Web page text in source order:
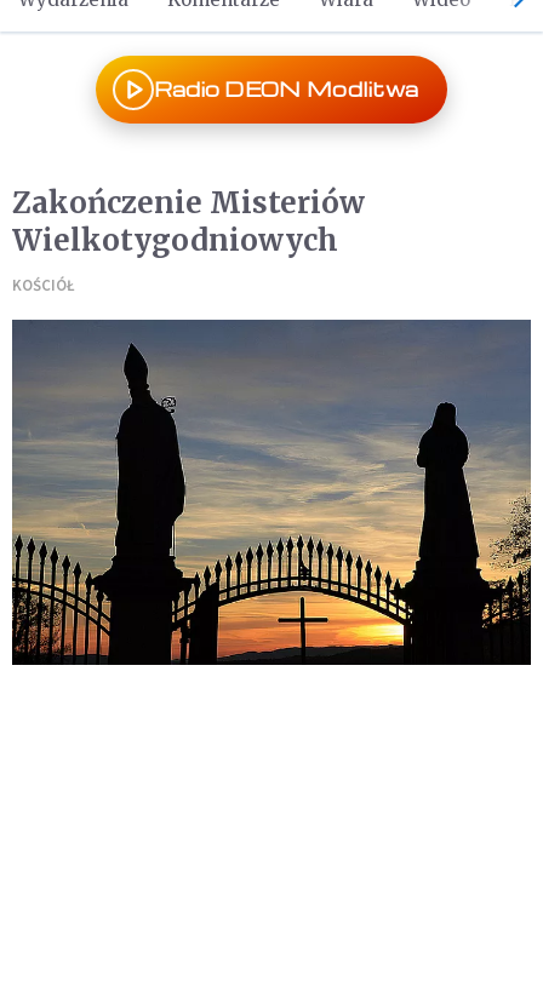
Radio DEON Modlitwa
Zakończenie Misteriów
Wielkotygodniowych
KOŚCIÓŁ